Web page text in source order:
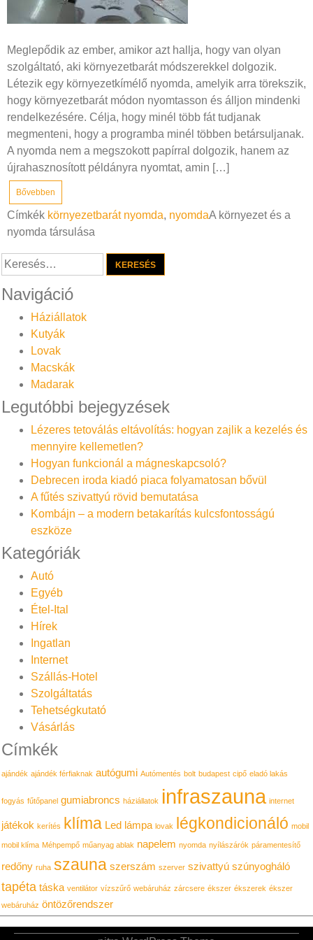
Meglepődik az ember, amikor azt hallja, hogy van olyan
szolgáltató, aki környezetbarát módszerekkel dolgozik.
Létezik egy környezetkímélő nyomda, amelyik arra törekszik,
hogy környezetbarát módon nyomtasson és álljon mindenki
rendelkezésére. Célja, hogy minél több fát tudjanak
megmenteni, hogy a programba minél többen betársuljanak.
A nyomda nem a megszokott papírral dolgozik, hanem az
újrahasznosított példányra nyomtat, amin […]
Bővebben
Címkék környezetbarát nyomda, nyomdaA környezet és a
nyomda társulása
Keresés:
Navigáció
Háziállatok
Kutyák
Lovak
Macskák
Madarak
Legutóbbi bejegyzések
Lézeres tetoválás eltávolítás: hogyan zajlik a kezelés és
mennyire kellemetlen?
Hogyan funkcionál a mágneskapcsoló?
Debrecen iroda kiadó piaca folyamatosan bővül
A fűtés szivattyú rövid bemutatása
Kombájn – a modern betakarítás kulcsfontosságú
eszköze
Kategóriák
Autó
Egyéb
Étel-Ital
Hírek
Ingatlan
Internet
Szállás-Hotel
Szolgáltatás
Tehetségkutató
Vásárlás
Címkék
ajándék ajándék férfiaknak autógumi Autómentés bolt budapest cipő eladó lakás
fogyás fűtőpanel gumiabroncs háziállatok infraszauna internet
játékok kerítés klíma Led lámpa lovak légkondicionáló mobil
mobil klíma Méhpempő műanyag ablak napelem nyomda nyílászárók páramentesítő
redőny ruha szauna szerszám szerver szivattyú szúnyogháló
tapéta táska ventilátor vízszűrő webáruház zárcsere ékszer ékszerek ékszer
webáruház öntözőrendszer